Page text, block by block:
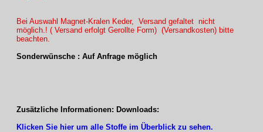
Bei Auswahl Magnet-Kralen Keder, Versand gefaltet nicht
möglich.! ( Versand erfolgt Gerollte Form) (Versandkosten) bitte
beachten.
Sonderwünsche : Auf Anfrage möglich
Zusätzliche Informationen: Downloads:
Klicken Sie hier um alle Stoffe im Überblick zu sehen.